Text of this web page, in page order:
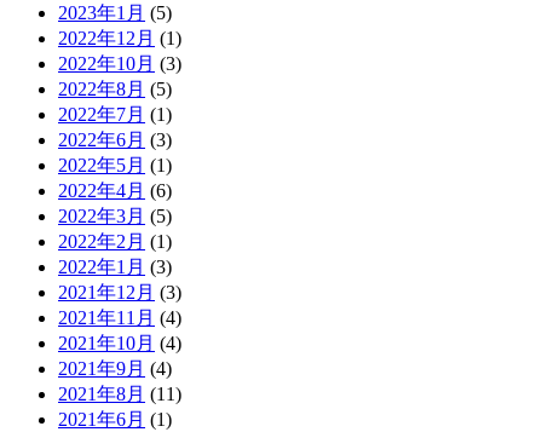
2023年1月 (5)
2022年12月 (1)
2022年10月 (3)
2022年8月 (5)
2022年7月 (1)
2022年6月 (3)
2022年5月 (1)
2022年4月 (6)
2022年3月 (5)
2022年2月 (1)
2022年1月 (3)
2021年12月 (3)
2021年11月 (4)
2021年10月 (4)
2021年9月 (4)
2021年8月 (11)
2021年6月 (1)